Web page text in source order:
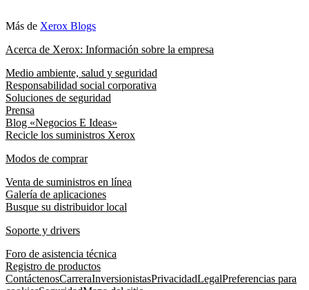
Más de Xerox Blogs
Acerca de Xerox: Información sobre la empresa
Medio ambiente, salud y seguridad
Responsabilidad social corporativa
Soluciones de seguridad
Prensa
Blog «Negocios E Ideas»
Recicle los suministros Xerox
Modos de comprar
Venta de suministros en línea
Galería de aplicaciones
Busque su distribuidor local
Soporte y drivers
Foro de asistencia técnica
Registro de productos
ContáctenosCarreraInversionistasPrivacidadLegalPreferencias para